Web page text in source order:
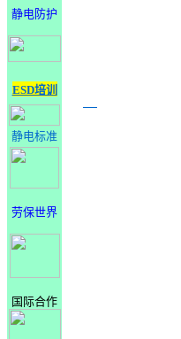
静电防护
ESD培训
静电标准
劳保世界
国际合作